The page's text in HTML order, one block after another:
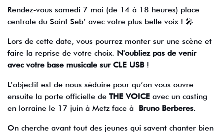
Rendez-vous samedi 7 mai (de 14 à 18 heures) place
centrale du Saint Seb’ avec votre plus belle voix ! 🎤
Lors de cette date, vous pourrez monter sur une scène et
faire la reprise de votre choix. N'oubliez pas de venir
avec votre base musicale sur CLE USB!
L’objectif est de nous séduire pour qu’on vous ouvre
ensuite la porte officielle de THE VOICE avec un casting
en lorraine le 17 juin à Metz face à Bruno Berberes.
On cherche avant tout des jeunes qui savent chanter bien